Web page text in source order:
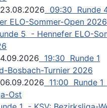
09:30 Runde
ELO-Sommer-Open 2026
5 - Hennefer ELO-
19:30 Runde 1
Bosbach-Turnier 2026
11:00 Runde
Ost